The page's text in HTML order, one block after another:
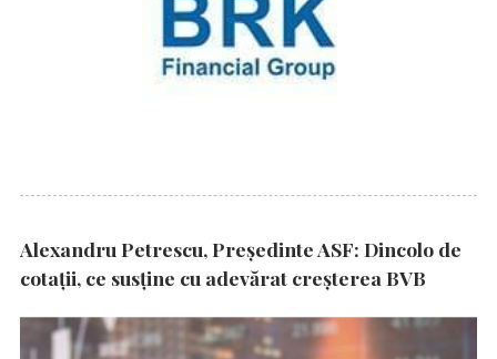
Alexandru Petrescu, Președinte ASF: Dincolo de
cotații, ce susține cu adevărat creșterea BVB